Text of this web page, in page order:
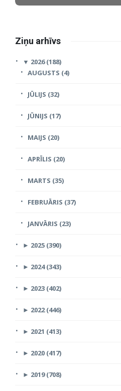
Ziņu arhīvs
▼ 2026 (188)
AUGUSTS (4)
JŪLIJS (32)
JŪNIJS (17)
MAIJS (20)
APRĪLIS (20)
MARTS (35)
FEBRUĀRIS (37)
JANVĀRIS (23)
► 2025 (390)
► 2024 (343)
► 2023 (402)
► 2022 (446)
► 2021 (413)
► 2020 (417)
► 2019 (708)